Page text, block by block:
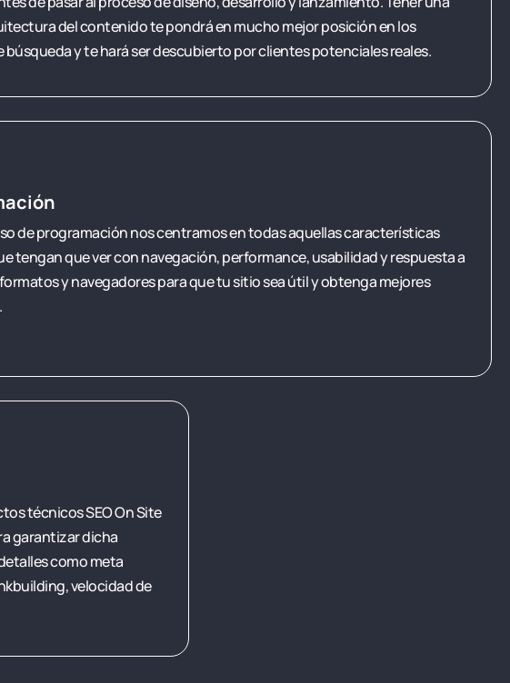
del contenido te pondrá en mucho mejor posición en los
búsqueda y te hará ser descubierto por clientes potenciales reales.
de programación nos centramos en todas aquellas características
tengan que ver con navegación, performance, usabilidad y respuesta a
y navegadores para que tu sitio sea útil y obtenga mejores
técnicos SEO On Site
garantizar dicha
como meta
velocidad de